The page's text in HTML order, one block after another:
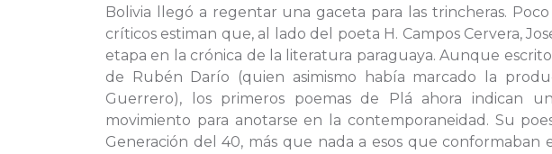
Bolivia llegó a regentar una gaceta para las trincheras.
críticos estiman que, al lado del poeta H. Campos Cervera,
etapa en la crónica de la literatura paraguaya. Aunque
de Rubén Darío (quien asimismo había marcado la
Guerrero), los primeros poemas de Plá ahora indican
movimiento para anotarse en la contemporaneidad. Su
Generación del 40, más que nada a esos que conformaban